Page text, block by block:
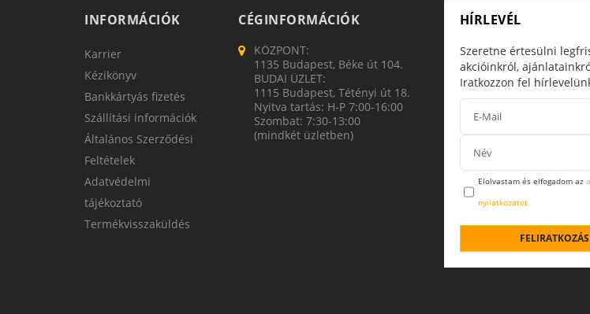
INFORMÁCIÓK
Karrier
Kézikönyv
Bankkártyás fizetés
Szállítási információk
Általános Szerződési
Feltételek
Adatvédelmi
tájékoztató
Termékvisszaküldés
CÉGINFORMÁCIÓK
KÖZPONT:
1135 Budapest, Béke út 104.
BUDAI ÜZLET:
1115 Budapest, Tétényi út 18.
Nyitva tartás: H-P 7:00-16:00
Szombat: 7:30-13:00
(mindkét üzletben)
HÍRLEVÉL
Szeretne értesülni
akcióinkról,
Iratkozzon fel
Elolvastam és elfogadom az
nyilatkozatot
FELIRATKOZÁS